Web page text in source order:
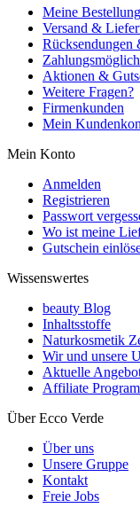
Meine Bestellung
Versand &
Rücksendungen
Aktionen &
Weitere Fragen?
Firmenkunden
Mein
Mein Konto
Anmelden
Registrieren
Passwort
Wo ist meine
Gutschein
Wissenswertes
beauty Blog
Inhaltsstoffe
Naturkosmetik
Wir und unsere
Aktuelle
Affiliate
Über Ecco Verde
Über uns
Unsere Gruppe
Kontakt
Freie Jobs